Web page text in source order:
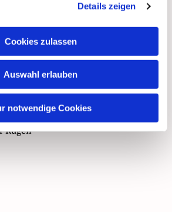
Details zeigen
Cookies zulassen
Auswahl erlauben
notwendige Cookies
Vorpommern e.V.
Rügen